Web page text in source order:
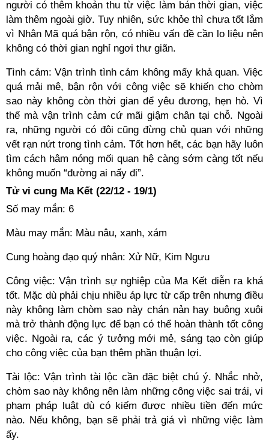
người có thêm khoản thu từ việc làm bán thời gian, việc
làm thêm ngoài giờ. Tuy nhiên, sức khỏe thì chưa tốt lắm
vì Nhân Mã quá bận rộn, có nhiều vấn đề cần lo liệu nên
không có thời gian nghỉ ngơi thư giãn.
Tình cảm: Vận trình tình cảm không mấy khả quan. Việc
quá mải mê, bận rộn với công việc sẽ khiến cho chòm
sao này không còn thời gian để yêu đương, hẹn hò. Vì
thế mà vận trình cảm cứ mãi giậm chân tại chỗ. Ngoài
ra, những người có đôi cũng đừng chủ quan với những
vết rạn nứt trong tình cảm. Tốt hơn hết, các bạn hãy luôn
tìm cách hâm nóng mối quan hệ càng sớm càng tốt nếu
không muốn “đường ai nấy đi”.
Tử vi cung Ma Kết (22/12 - 19/1)
Số may mắn: 6
Màu may mắn: Màu nâu, xanh, xám
Cung hoàng đạo quý nhân: Xử Nữ, Kim Ngưu
Công việc: Vận trình sự nghiệp của Ma Kết diễn ra khá
tốt. Mặc dù phải chịu nhiều áp lực từ cấp trên nhưng điều
này không làm chòm sao này chán nản hay buông xuôi
mà trở thành động lực để bạn có thể hoàn thành tốt công
việc. Ngoài ra, các ý tưởng mới mẻ, sáng tạo còn giúp
cho công việc của bạn thêm phần thuận lợi.
Tài lộc: Vận trình tài lộc cần đặc biệt chú ý. Nhắc nhở,
chòm sao này không nên làm những công việc sai trái, vi
phạm pháp luật dù có kiếm được nhiều tiền đến mức
nào. Nếu không, bạn sẽ phải trả giá vì những việc làm
ấy.